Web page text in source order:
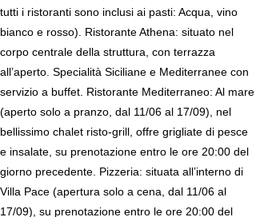
tutti i ristoranti sono inclusi ai pasti: Acqua, vino
bianco e rosso). Ristorante Athena: situato nel
corpo centrale della struttura, con terrazza
all’aperto. Specialità Siciliane e Mediterranee con
servizio a buffet. Ristorante Mediterraneo: Al mare
(aperto solo a pranzo, dal 11/06 al 17/09), nel
bellissimo chalet risto-grill, offre grigliate di pesce
e insalate, su prenotazione entro le ore 20:00 del
giorno precedente. Pizzeria: situata all’interno di
Villa Pace (apertura solo a cena, dal 11/06 al
17/09), su prenotazione entro le ore 20:00 del